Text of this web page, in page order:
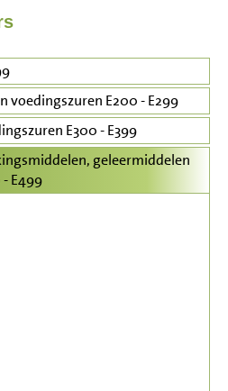
voedingszuren E200 - E299
E300 - E399
geleermiddelen
E499